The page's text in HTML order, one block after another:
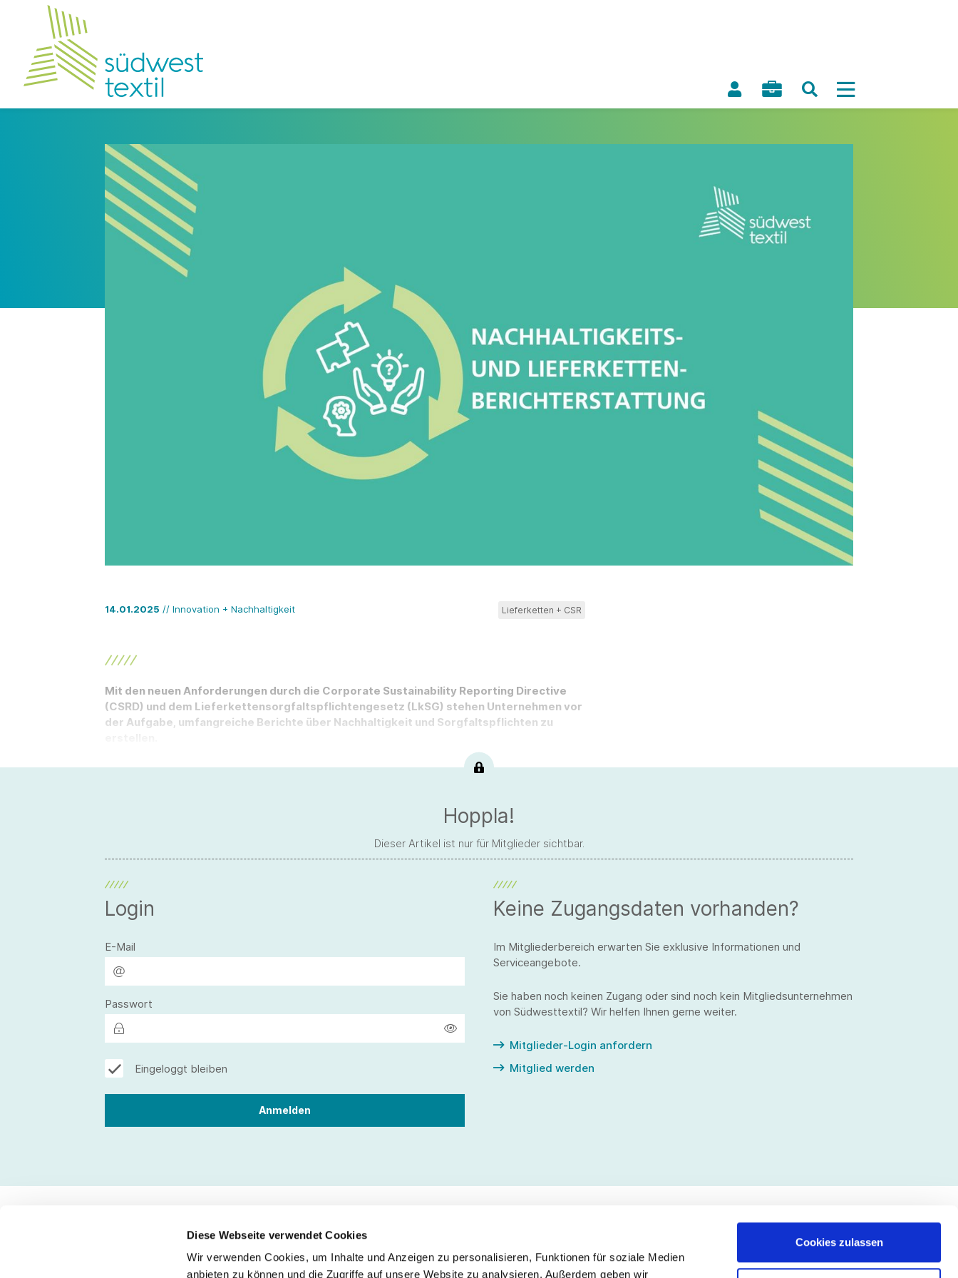
Diese Webseite verwendet Cookies
Wir verwenden Cookies, um Inhalte und Anzeigen zu personalisieren, Funktionen für soziale Medien
anbieten zu können und die Zugriffe auf unsere Website zu analysieren. Außerdem geben wir
Cookies zulassen
14.01.2025 // Innovation + Nachhaltigkeit Lieferketten + CSR
Mit den neuen Anforderungen durch die Corporate Sustainability Reporting Directive
(CSRD) und dem Lieferkettensorgfaltspflichtengesetz (LkSG) stehen Unternehmen vor
der Aufgabe, umfangreiche Berichte über Nachhaltigkeit und Sorgfaltspflichten zu
Hoppla!
Dieser Artikel ist nur für Mitglieder sichtbar.
Login
E-Mail
Passwort
Eingeloggt bleiben
Keine Zugangsdaten vorhanden?
Im Mitgliederbereich erwarten Sie exklusive Informationen und
Serviceangebote.
Sie haben noch keinen Zugang oder sind noch kein Mitgliedsunternehmen
von Südwesttextil? Wir helfen Ihnen gerne weiter.
Mitglieder-Login anfordern
Mitglied werden
Service Folgen Sie uns